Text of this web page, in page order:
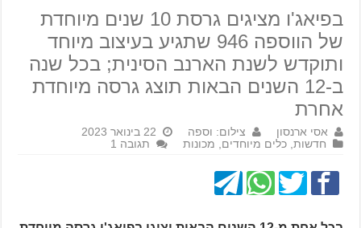
בפיאג'ו מציגים גרסת 10 שנים מיוחדת
של הווספה 946 שתגיע בעיצוב מיוחד
ותוקדש לשנת הארנב הסינית; בכל שנה
ב-12 השנים הבאות תוצג גרסה מיוחדת
אחרת
אסי ארנסון צילום: וספה
22 בינואר 2023
חדשות ,כלים מיוחדים מכונות תגובה 1